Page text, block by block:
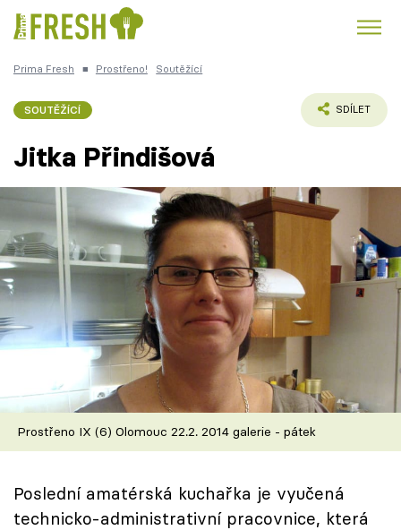
Česká kuchyně
Témata
Recepty
Články
TV Program
Škola vaření
Speciál: Cuketa
Prima Fresh ■ Prostřeno! Soutěžící
SOUTĚŽÍCÍ SDÍLET
Jitka Přindišová
Prostřeno IX (6) Olomouc 22.2. 2014 galerie - pátek
Poslední amatérská kuchařka je vyučená
technicko-administrativní pracovnice, která